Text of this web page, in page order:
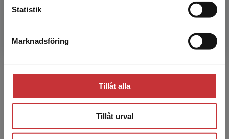
Statistik
Marknadsföring
Tillåt alla
Tillåt urval
matematikundervisning kan förändras på
djupet. Genom nära samarbeten med lärare
identifieras didaktiska utmaningar o...
Exkl. moms: 175 kr